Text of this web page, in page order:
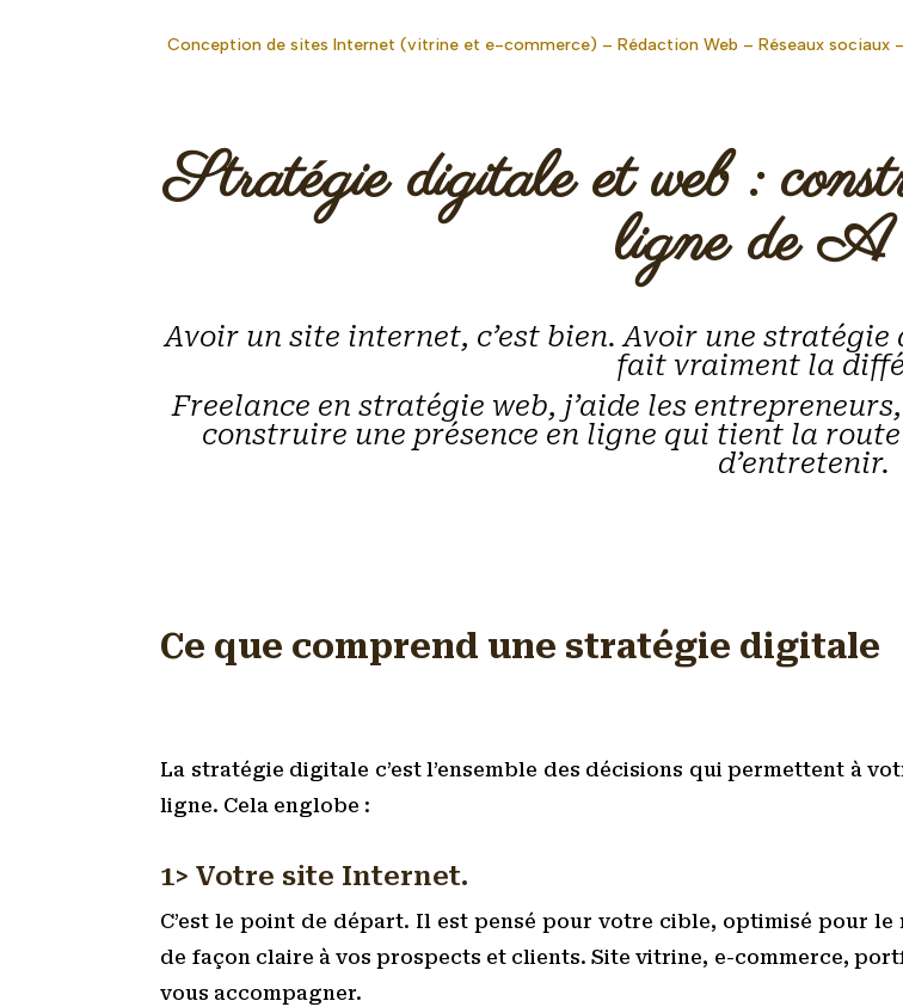
Conception de sites Internet (vitrine et e-commerce) – Rédaction Web – Réseaux sociaux
Stratégie digitale et web :
ligne de A
Avoir un site internet, c’est bien. Avoir une
fait vraiment la
Freelance en stratégie web, j’aide les
construire une présence en ligne qui tient la
d’entretenir.
Ce que comprend une stratégie digitale
La stratégie digitale c’est l’ensemble des décisions qui permettent à
ligne. Cela englobe :
1> Votre site Internet.
C’est le point de départ. Il est pensé pour votre cible, optimisé pour
de façon claire à vos prospects et clients. Site vitrine, e-commerce,
vous accompagner.